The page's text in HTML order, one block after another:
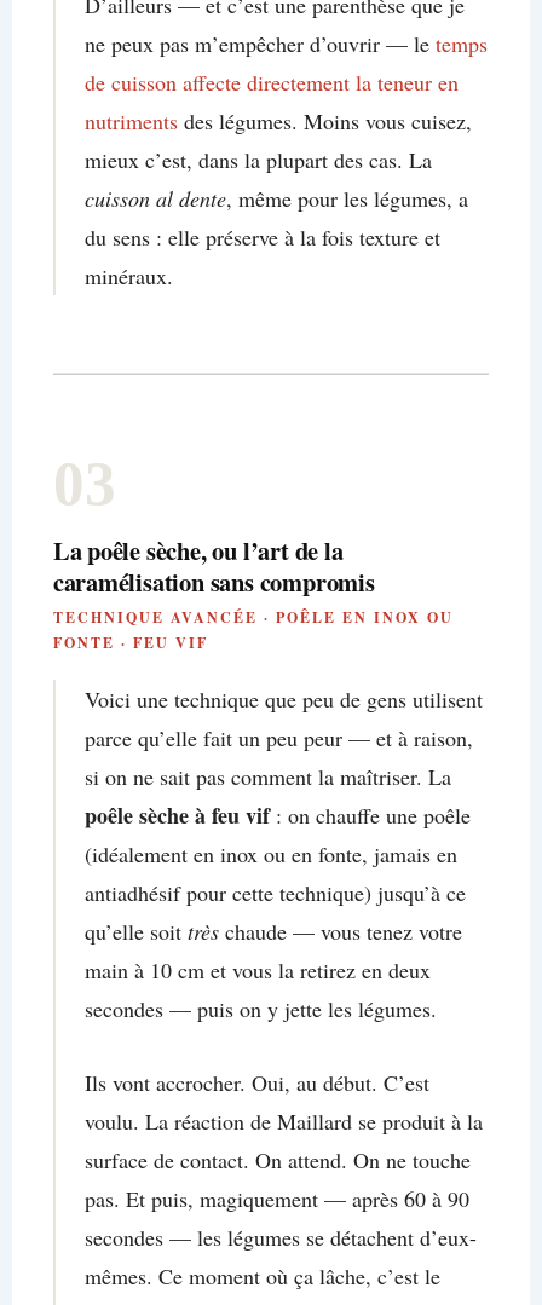
ne peux pas m’empêcher d’ouvrir — le temps
de cuisson affecte directement la teneur en
nutrimentsdes légumes. Moins vous cuisez,
mieux c’est, dans la plupart des cas. La
cuisson al dente, même pour les légumes, a
du sens : elle préserve à la fois texture et
minéraux.
03
La poêle sèche, ou l’art de la
caramélisation sans compromis
TECHNIQUE AVANCÉE · POÊLE EN INOX OU
FONTE · FEU VIF
Voici une technique que peu de gens utilisent
parce qu’elle fait un peu peur — et à raison,
si on ne sait pas comment la maîtriser. La
poêle sèche à feu vif: on chauffe une poêle
(idéalement en inox ou en fonte, jamais en
antiadhésif pour cette technique) jusqu’à ce
qu’elle soit trèschaude — vous tenez votre
main à 10 cm et vous la retirez en deux
secondes — puis on y jette les légumes.
Ils vont accrocher. Oui, au début. C’est
voulu. La réaction de Maillard se produit à la
surface de contact. On attend. On ne touche
pas. Et puis, magiquement — après 60 à 90
secondes — les légumes se détachent d’eux-
mêmes. Ce moment où ça lâche, c’est le